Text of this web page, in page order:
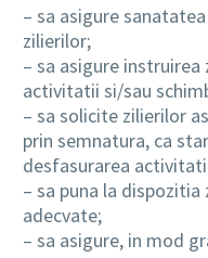
– sa asigure
zilierilor;
– sa asigure
activitatii si/sau
– sa solicite zilierilor
prin semnatura, ca
desfasurarea
– sa puna la
adecvate;
– sa asigure, in mod